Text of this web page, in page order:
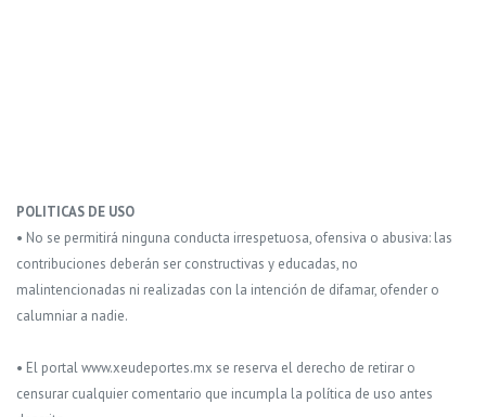
POLITICAS DE USO
• No se permitirá ninguna conducta irrespetuosa, ofensiva o abusiva: las
contribuciones deberán ser constructivas y educadas, no
malintencionadas ni realizadas con la intención de difamar, ofender o
calumniar a nadie.
• El portal www.xeudeportes.mx se reserva el derecho de retirar o
censurar cualquier comentario que incumpla la política de uso antes